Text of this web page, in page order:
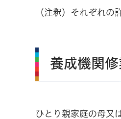
（注釈）それぞれの
養成機関
ひとり親家庭の母又